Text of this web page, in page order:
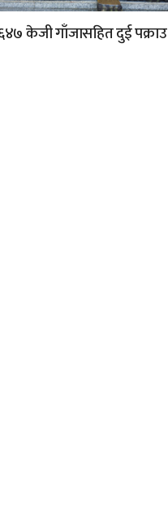
केजी गाँजासहित दुई पक्राउ